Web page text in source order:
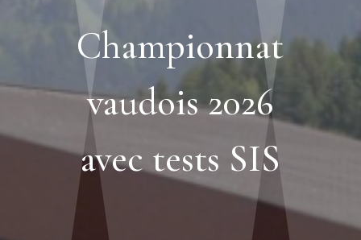
Championnat
vaudois 2026
avec tests SIS